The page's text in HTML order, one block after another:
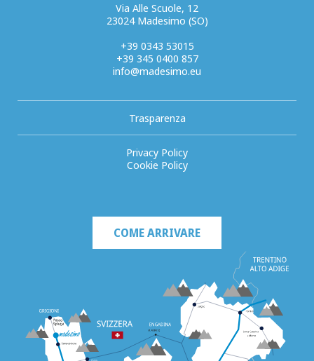
Via Alle Scuole, 12
23024 Madesimo (SO)
+39 0343 53015
+39 345 0400 857
info@madesimo.eu
Trasparenza
Privacy Policy
Cookie Policy
COME ARRIVARE